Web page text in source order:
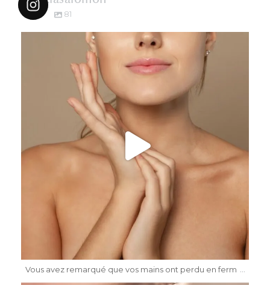
81
dr.katiasalomon
Vous avez remarqué que vos mains ont perdu en ferm ...